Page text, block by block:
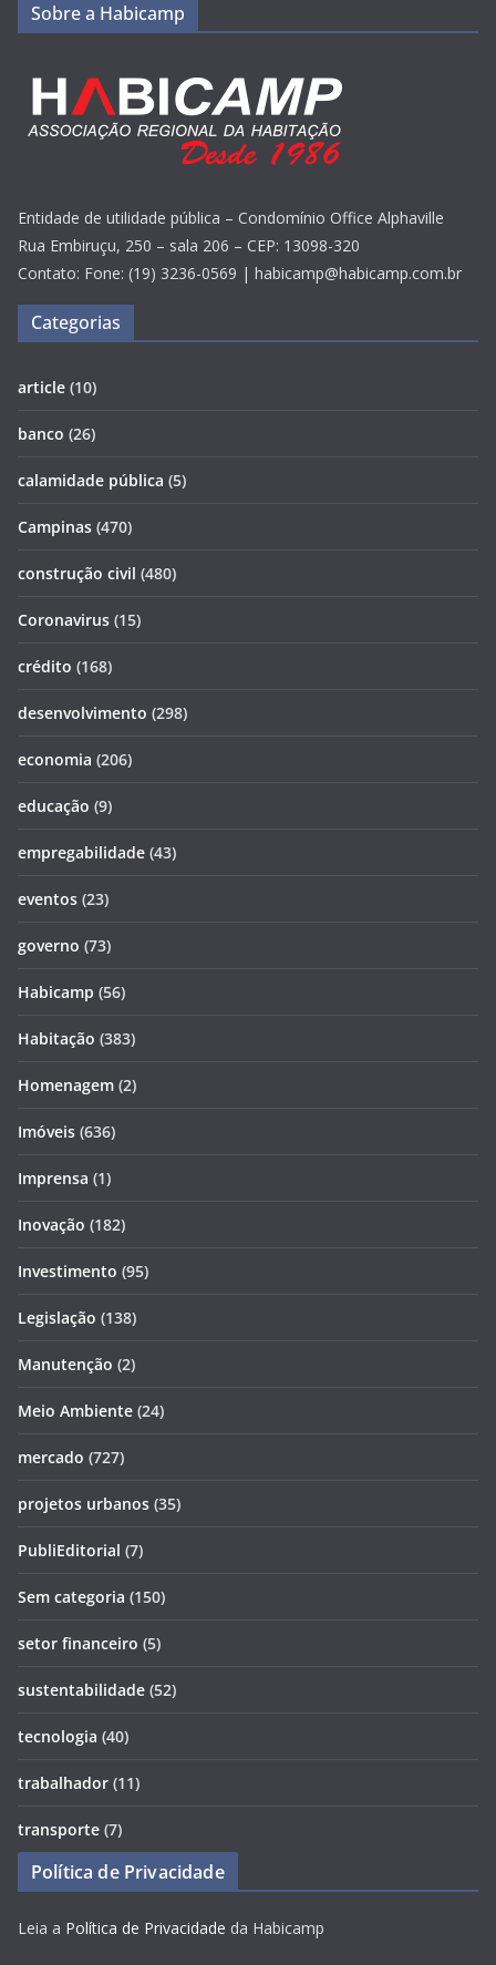
Sobre a Habicamp
Entidade de utilidade pública – Condomínio Office Alphaville
Rua Embiruçu, 250 – sala 206 – CEP: 13098-320
Contato: Fone: (19) 3236-0569 | habicamp@habicamp.com.br
Categorias
article (10)
banco (26)
calamidade pública (5)
Campinas (470)
construção civil (480)
Coronavirus (15)
crédito (168)
desenvolvimento (298)
economia (206)
educação (9)
empregabilidade (43)
eventos (23)
governo (73)
Habicamp (56)
Habitação (383)
Homenagem (2)
Imóveis (636)
Imprensa (1)
Inovação (182)
Investimento (95)
Legislação (138)
Manutenção (2)
Meio Ambiente (24)
mercado (727)
projetos urbanos (35)
PubliEditorial (7)
Sem categoria (150)
setor financeiro (5)
sustentabilidade (52)
tecnologia (40)
trabalhador (11)
transporte (7)
Política de Privacidade
Leia a Política de Privacidade da Habicamp